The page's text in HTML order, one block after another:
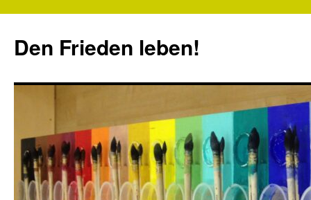
springen
Den Frieden leben!